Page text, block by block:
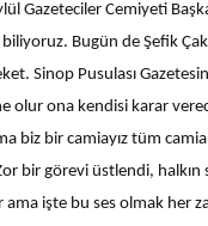
Gazeteciler Cemiyeti
Bugün de Şefik
Sinop Pusulası
ona kendisi karar
biz bir camiayız tüm
bir görevi üstlendi, halkın
işte bu ses olmak her